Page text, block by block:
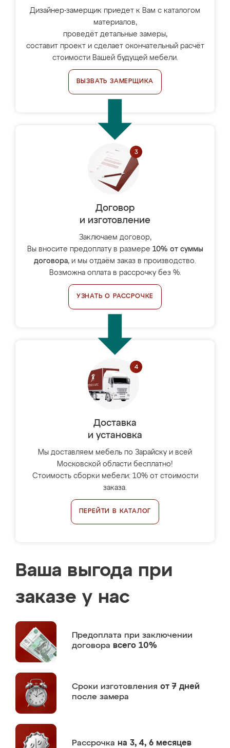
Дизайнер-замерщик приедет к Вам с каталогом
материалов,
проведёт детальные замеры,
составит проект и сделает окончательный расчёт
стоимости Вашей будущей мебели.
ВЫЗВАТЬ ЗАМЕРЩИКА
Договор
и изготовление
Заключаем договор,
Вы вносите предоплату в размере 10% от суммы
договора, и мы отдаём заказ в производство.
Возможна оплата в рассрочку без %.
УЗНАТЬ О РАССРОЧКЕ
Доставка
и установка
Мы доставляем мебель по Зарайску и всей
Московской области бесплатно!
Стоимость сборки мебели: 10% от стоимости
заказа.
ПЕРЕЙТИ В КАТАЛОГ
Ваша выгода при
заказе у нас
Предоплата при заключении
договора всего 10%
Сроки изготовления от 7 дней
после замера
Рассрочка на 3, 4, 6 месяцев